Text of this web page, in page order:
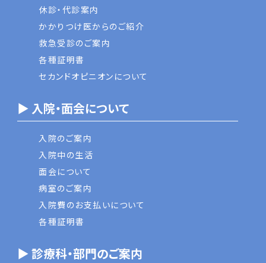
休診・代診案内
かかりつけ医からのご紹介
救急受診のご案内
各種証明書
セカンドオピニオンについて
▶ 入院・面会について
入院のご案内
入院中の生活
面会について
病室のご案内
入院費のお支払いについて
各種証明書
▶ 診療科・部門のご案内